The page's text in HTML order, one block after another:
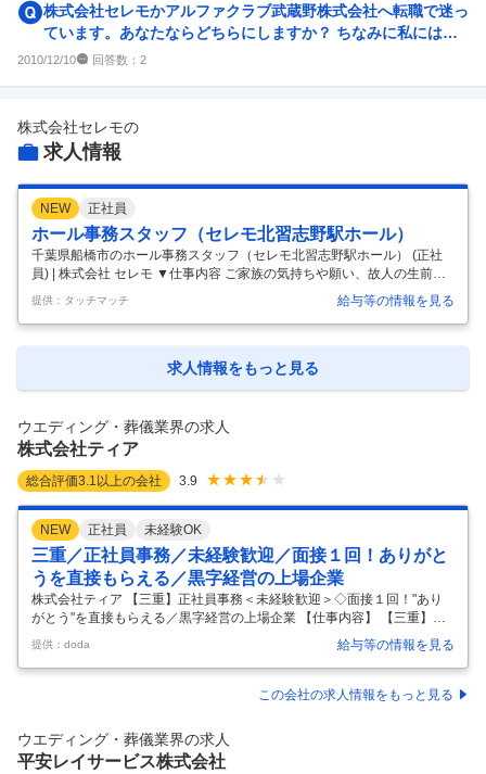
株式会社セレモかアルファクラブ武蔵野株式会社へ転職で迷っ
ています。あなたならどちらにしますか？ ちなみに私には妻
と子供（3歳と0歳）が...
2010/12/10 回答数： 2
株式会社セレモの
求人情報
NEW 正社員
ホール事務スタッフ（セレモ北習志野駅ホール）
千葉県船橋市のホール事務スタッフ（セレモ北習志野駅ホール） (正社
員) | 株式会社 セレモ ▼仕事内容 ご家族の気持ちや願い、故人の生前の
意向をステキなかたちにするお手伝いをお任せします。 ・供花 ・供物の
受発注 ・お葬式の準備 ・片付け ・館内の備品管理従業員のほとんどが
未経験からスタートしております。 わからないことなども質問しやすい
環境です。 変更範囲：なし (千葉県船橋市) ▼職種 ホール事務スタッフ
（セレモ北習志野駅ホール）(正社員) ▼雇用形態 正社員 ▼給与 月給278
提供：タッチマッチ 給与等の情報を見る
求人情報をもっと見る
ウエディング・葬儀業界の求人
株式会社ティア
総合評価3.1 以上の会社 3.9
NEW 正社員 未経験OK
三重／正社員事務／未経験歓迎／面接１回！ありがと
うを直接もらえる／黒字経営の上場企業
株式会社ティア 【三重】正社員事務＜未経験歓迎＞◇面接１回！"あり
がとう"を直接もらえる／黒字経営の上場企業 【仕事内容】 【三重】正
社員事務＜未経験歓迎＞◇面接１回！"ありがとう"を直接もらえる／黒
字経営の上場企業 【具体的な仕事内容】 ■業務内容： ・電話応対…葬儀
依頼の電話や資料請求、パートナー企業からの電話など、内容は様々で
す。 ・事務…資料請求があった方への資料送付、情報のデータ入力を行
る際は、スケジュール管理や備品の発注などを行います。 ・会館経理業
務…
提供：doda 給与等の情報を見る
この会社の求人情報をもっと見る
ウエディング・葬儀業界の求人
平安レイサービス株式会社